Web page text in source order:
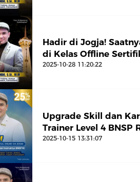
Hadir di Jogja!
di Kelas Offline
2025-10-28 11:20:22
Upgrade Skill dan
Trainer Level 4 BNSP
2025-10-15 13:31:07